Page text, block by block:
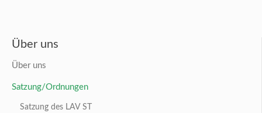
Über uns
Über uns
Satzung/Ordnungen
Satzung des LAV ST